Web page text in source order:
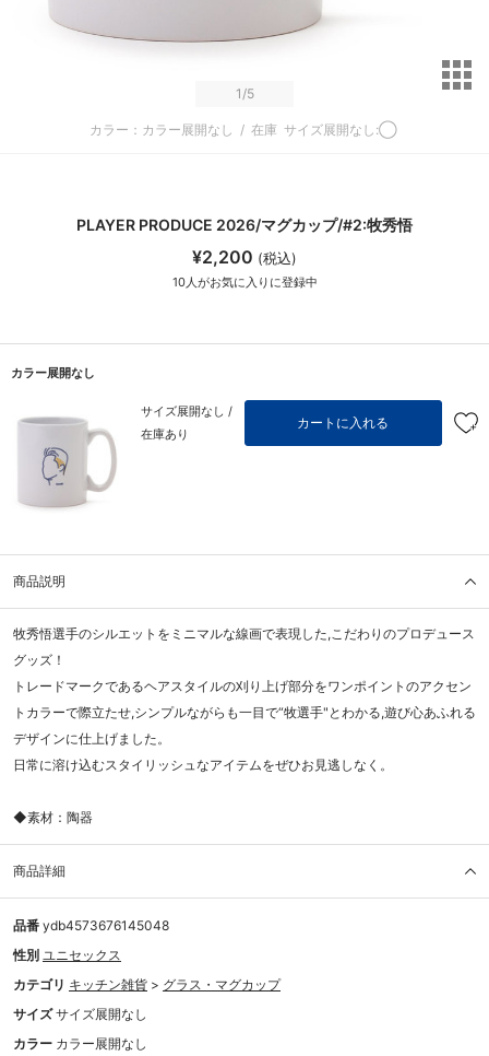
1/5
カラー：カラー展開なし / 在庫 サイズ展開なし:◯
PLAYER PRODUCE 2026/マグカップ/#2:牧秀悟
¥2,200 (税込)
10人がお気に入りに登録中
カラー展開なし
サイズ展開なし /
在庫あり
カートに入れる
商品説明
牧秀悟選手のシルエットをミニマルな線画で表現した,こだわりのプロデュース
グッズ！
トレードマークであるヘアスタイルの刈り上げ部分をワンポイントのアクセン
トカラーで際立たせ,シンプルながらも一目で“牧選手"とわかる,遊び心あふれる
デザインに仕上げました。
日常に溶け込むスタイリッシュなアイテムをぜひお見逃しなく。
◆素材：陶器
商品詳細
品番 ydb4573676145048
性別 ユニセックス
カテゴリ キッチン雑貨 > グラス・マグカップ
サイズ サイズ展開なし
カラー カラー展開なし